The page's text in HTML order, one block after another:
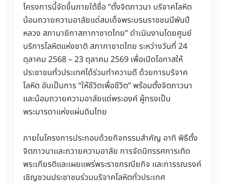
โครงการนี้จัดขึ้นภายใต้ชื่อ “ตั้งจิตภาวนา บริจาคโลหิต
น้อมถวายความอาลัยแด่สมเด็จพระบรมราชชนนีพันปี
หลวง สภานายิกาสภากาชาดไทย” ดำเนินงานโดยศูนย์
บริการโลหิตแห่งชาติ สภากาชาดไทย ระหว่างวันที่ 24
ตุลาคม 2568 – 23 ตุลาคม 2569 เพื่อเปิดโอกาสให้
ประชาชนทั่วประเทศได้ร่วมทำความดี ด้วยการบริจาค
โลหิต อันเป็นการ “ให้ชีวิตเพื่อชีวิต” พร้อมตั้งจิตภาวนา
และน้อมถวายความอาลัยแด่พระองค์ ผู้ทรงเป็น
พระมารดาแห่งแผ่นดินไทย
ภายในโครงการประกอบด้วยกิจกรรมสำคัญ อาทิ พิธีตั้ง
จิตภาวนาและถวายความอาลัย การจัดนิทรรศการเทิด
พระเกียรติและเผยแพร่พระราชกรณียกิจ และการรณรงค์
เชิญชวนประชาชนร่วมบริจาคโลหิตทั่วประเทศ